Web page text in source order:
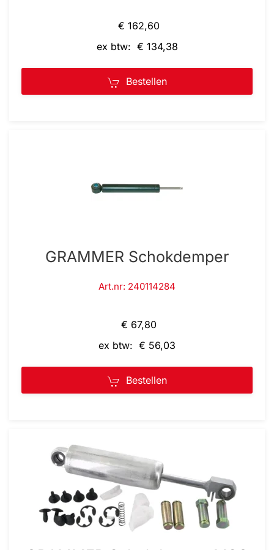
€ 162,60
ex btw: € 134,38
Bestellen
GRAMMER Schokdemper
Art.nr: 240114284
€ 67,80
ex btw: € 56,03
Bestellen